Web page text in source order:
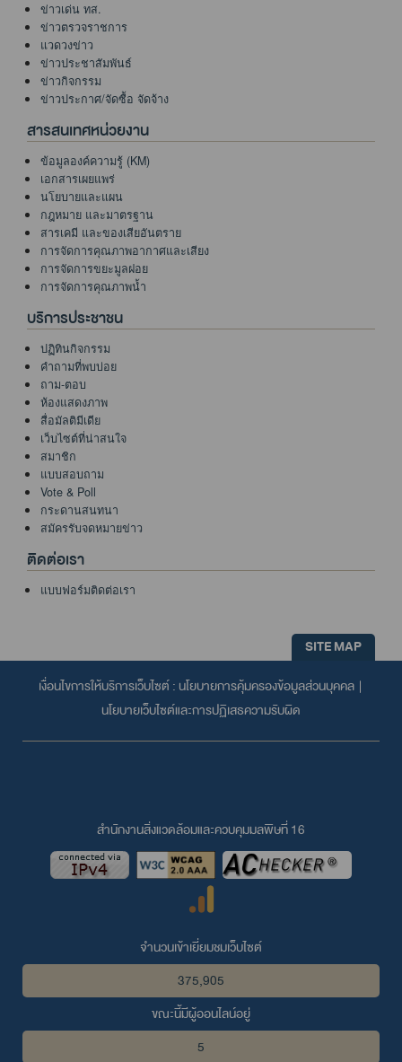
ข่าวเด่น ทส.
ข่าวตรวจราชการ
แวดวงข่าว
ข่าวประชาสัมพันธ์
ข่าวกิจกรรม
ข่าวประกาศ/จัดซื้อ จัดจ้าง
สารสนเทศหน่วยงาน
ข้อมูลองค์ความรู้ (KM)
เอกสารเผยแพร่
นโยบายและแผน
กฎหมาย และมาตรฐาน
สารเคมี และของเสียอันตราย
การจัดการคุณภาพอากาศและเสียง
การจัดการขยะมูลฝอย
การจัดการคุณภาพน้ำ
บริการประชาชน
ปฏิทินกิจกรรม
คำถามที่พบบ่อย
ถาม-ตอบ
ห้องแสดงภาพ
สื่อมัลติมีเดีย
เว็บไซต์ที่น่าสนใจ
สมาชิก
แบบสอบถาม
Vote & Poll
กระดานสนทนา
สมัครรับจดหมายข่าว
ติดต่อเรา
แบบฟอร์มติดต่อเรา
SITE MAP
เงื่อนไขการให้บริการเว็บไซต์ : นโยบายการคุ้มครองข้อมูลส่วนบุคคล |
นโยบายเว็บไซต์และการปฏิเสธความรับผิด
สำนักงานสิ่งแวดล้อมและควบคุมมลพิษที่ 16
จำนวนเข้าเยี่ยมชมเว็บไซต์
375,905
ขณะนี้มีผู้ออนไลน์อยู่
5